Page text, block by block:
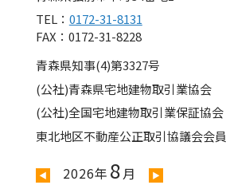
TEL： 0172-31-8131
FAX：0172-31-8228
青森県知事(4)第3327号
(公社)青森県宅地建物取引業協会
(公社)全国宅地建物取引業保証協会
東北地区不動産公正取引協議会会員
◀ 2026年 8月 ▶